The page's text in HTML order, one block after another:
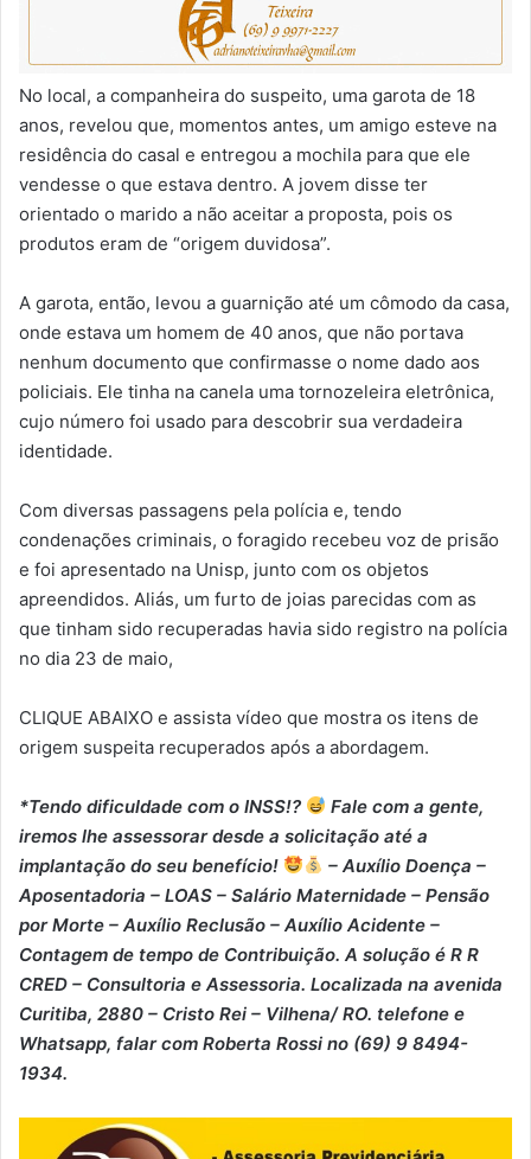
No local, a companheira do suspeito, uma garota de 18
anos, revelou que, momentos antes, um amigo esteve na
residência do casal e entregou a mochila para que ele
vendesse o que estava dentro. A jovem disse ter
orientado o marido a não aceitar a proposta, pois os
produtos eram de “origem duvidosa”.
A garota, então, levou a guarnição até um cômodo da casa,
onde estava um homem de 40 anos, que não portava
nenhum documento que confirmasse o nome dado aos
policiais. Ele tinha na canela uma tornozeleira eletrônica,
cujo número foi usado para descobrir sua verdadeira
identidade.
Com diversas passagens pela polícia e, tendo
condenações criminais, o foragido recebeu voz de prisão
e foi apresentado na Unisp, junto com os objetos
apreendidos. Aliás, um furto de joias parecidas com as
que tinham sido recuperadas havia sido registro na polícia
no dia 23 de maio,
CLIQUE ABAIXO e assista vídeo que mostra os itens de
origem suspeita recuperados após a abordagem.
*Tendo dificuldade com o INSS!?
Fale com a gente,
iremos lhe assessorar desde a solicitação até a
implantação do seu benefício!
– Auxílio Doença –
⁠Aposentadoria – ⁠LOAS – ⁠Salário Maternidade – ⁠Pensão
por Morte – ⁠Auxílio Reclusão – ⁠Auxílio Acidente –
⁠Contagem de tempo de Contribuição. A solução é R R
CRED – Consultoria e Assessoria. Localizada na avenida
Curitiba, 2880 – Cristo Rei – Vilhena/ RO. telefone e
Whatsapp, falar com Roberta Rossi no (69) 9 8494-
1934.